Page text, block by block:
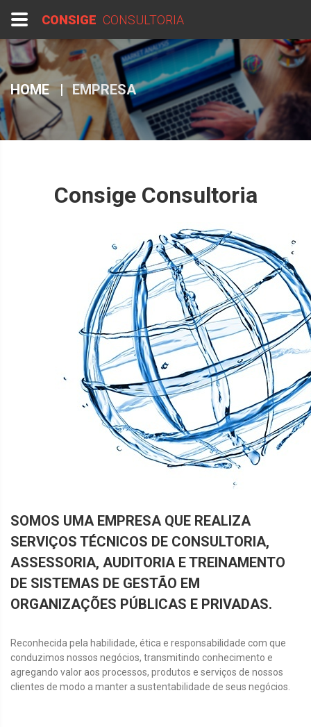
CONSIGE CONSULTORIA
HOME EMPRESA
Consige Consultoria
SOMOS UMA EMPRESA QUE REALIZA
SERVIÇOS TÉCNICOS DE CONSULTORIA,
ASSESSORIA, AUDITORIA E TREINAMENTO
DE SISTEMAS DE GESTÃO EM
ORGANIZAÇÕES PÚBLICAS E PRIVADAS.
Reconhecida pela habilidade, ética e responsabilidade com que
conduzimos nossos negócios, transmitindo conhecimento e
agregando valor aos processos, produtos e serviços de nossos
clientes de modo a manter a sustentabilidade de seus negócios.